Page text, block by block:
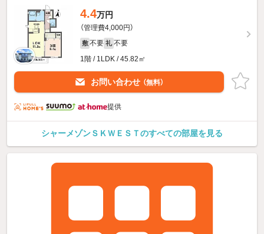
4.4万円
（管理費4,000円）
敷 不要 礼 不要
1階 / 1LDK / 45.82㎡
お問い合わせ （無料）
提供
シャーメゾンＳＫＷＥＳＴのすべての部屋を見る